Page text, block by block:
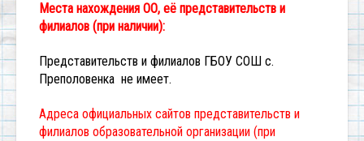
Места нахождения ОО, её представительств и
филиалов (при наличии):
Представительств и филиалов ГБОУ СОШ с.
Преполовенка не имеет.
Адреса официальных сайтов представительств и
филиалов образовательной организации (при